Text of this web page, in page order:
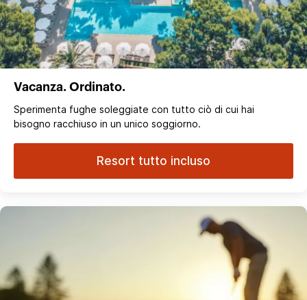
Vacanza. Ordinato.
Sperimenta fughe soleggiate con tutto ciò di cui hai
bisogno racchiuso in un unico soggiorno.
Resort tutto incluso